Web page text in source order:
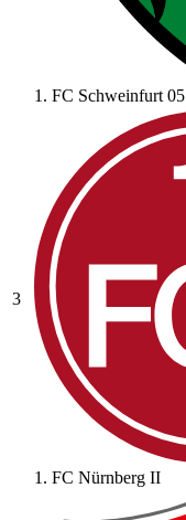
1. FC Schweinfurt 05
3
1. FC Nürnberg II